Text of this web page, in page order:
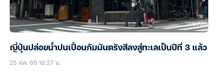
ญี่ปุ่นปล่อยน้ำปนเปื้อนกัมมันตรังสีลงสู่ทะเลเป็นปีที่ 3 แล้ว
25 ส.ค. 68 16:27 น.